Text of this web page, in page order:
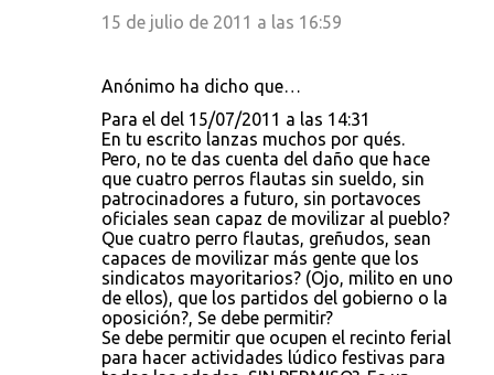
15 de julio de 2011 a las 16:59
Anónimo ha dicho que…
Para el del 15/07/2011 a las 14:31
En tu escrito lanzas muchos por qués.
Pero, no te das cuenta del daño que hace
que cuatro perros flautas sin sueldo, sin
patrocinadores a futuro, sin portavoces
oficiales sean capaz de movilizar al pueblo?
Que cuatro perro flautas, greñudos, sean
capaces de movilizar más gente que los
sindicatos mayoritarios? (Ojo, milito en uno
de ellos), que los partidos del gobierno o la
oposición?, Se debe permitir?
Se debe permitir que ocupen el recinto ferial
para hacer actividades lúdico festivas para